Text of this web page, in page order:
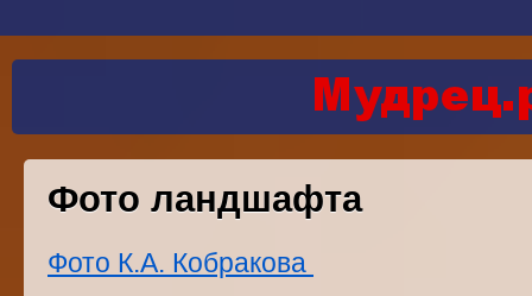
Фото ландшафта
Фото К.А. Кобракова